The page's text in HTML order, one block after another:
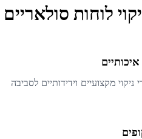
לוחות סולאריים
איכותיים
מקצועיים וידידותיים לסביבה